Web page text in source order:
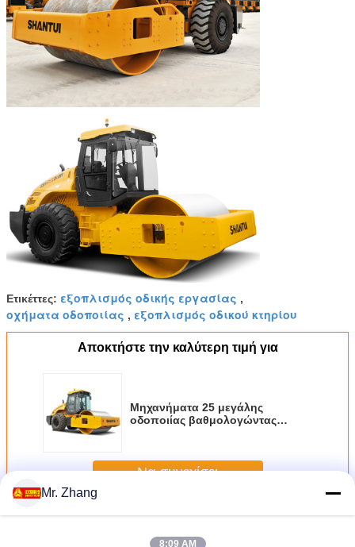
Ετικέττες: εξοπλισμός οδικής εργασίας ,
οχήματα οδοποιίας , εξοπλισμός οδικού κτηρίου
Αποκτήστε την καλύτερη τιμή για
Μηχανήματα 25 μεγάλης
οδοποιίας βαθμολογώντας
Να συνεχίσει
ΠερισσότεροιΜηχανήματα οδοποιίας
Mr. Zhang
8:09 AM